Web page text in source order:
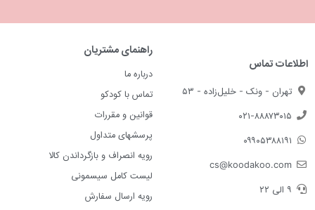
اطلاعات تماس
تهران - ونک - خلیل‌زاده - ۵۳
۰۲۱-۸۸۸۷۳۰۱۵
۰۹۹۰۵۳۸۸۱۹۱
cs@koodakoo.com
۹ الی ۲۲
راهنمای مشتریان
درباره ما
تماس با کودکو
قوانین و مقررات
پرسشهای متداول
رویه انصراف و بازگرداندن کالا
لیست کامل سیسمونی
رویه ارسال سفارش